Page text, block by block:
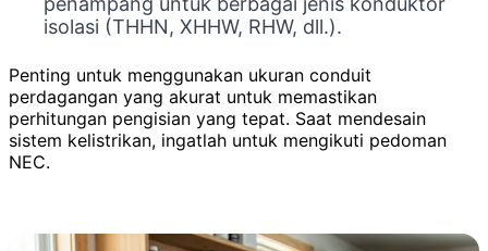
isolasi (THHN, XHHW, RHW, dll.).
Penting untuk menggunakan ukuran conduit
perdagangan yang akurat untuk memastikan
perhitungan pengisian yang tepat. Saat mendesain
sistem kelistrikan, ingatlah untuk mengikuti pedoman
NEC.